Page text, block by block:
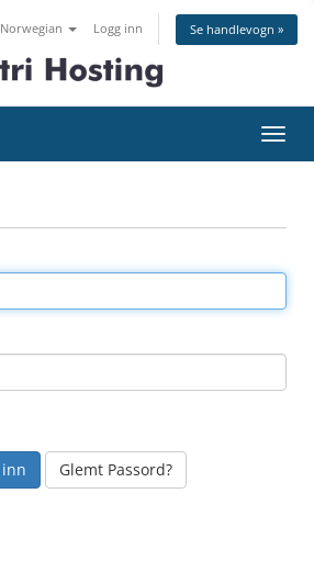
Norwegian Logg inn Se handlevogn »
Bytt
Glemt Passord?